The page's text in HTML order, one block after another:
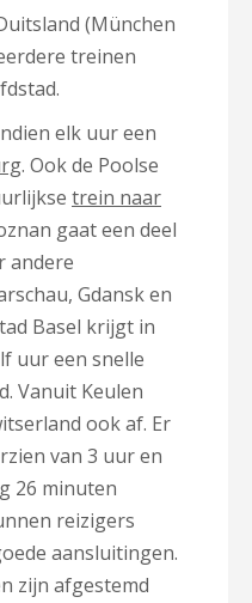
(München
treinen
elk uur een
. Ook de Poolse
trein naar
gaat een deel
andere
Gdansk en
Basel krijgt in
uur een snelle
Vanuit Keulen
ook af. Er
van 3 uur en
26 minuten
reizigers
aansluitingen.
zijn afgestemd